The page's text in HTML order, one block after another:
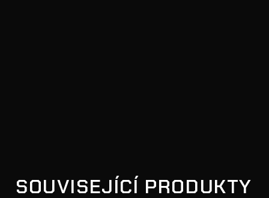
SOUVISEJÍCÍ PRODUKTY